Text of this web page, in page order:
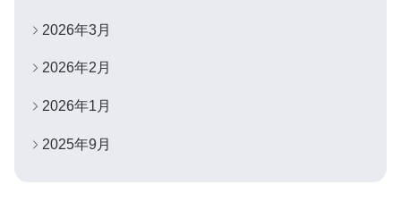
2026年3月
2026年2月
2026年1月
2025年9月